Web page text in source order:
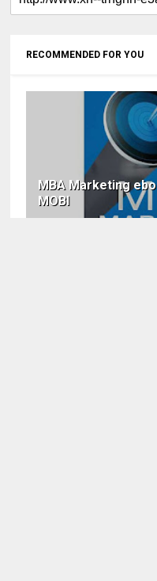
RECOMMENDED FOR YOU
MBA Marketing
MOBI